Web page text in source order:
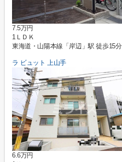
7.5万円
1ＬＤＫ
東海道・山陽本線「岸辺」駅 徒歩15分
ラ ビュット 上山手
6.6万円